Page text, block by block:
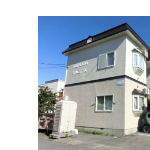
2026-04-06
メゾン・オーク 202号室
2026-04-06
メゾン・オーク 105号室